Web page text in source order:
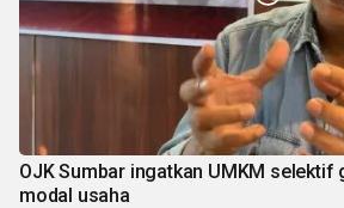
OJK Sumbar ingatkan UMKM selektif
modal usaha